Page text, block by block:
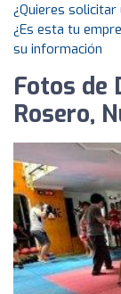
¿Quieres solicitar
¿Es esta tu
su información
Fotos de
Rosero,